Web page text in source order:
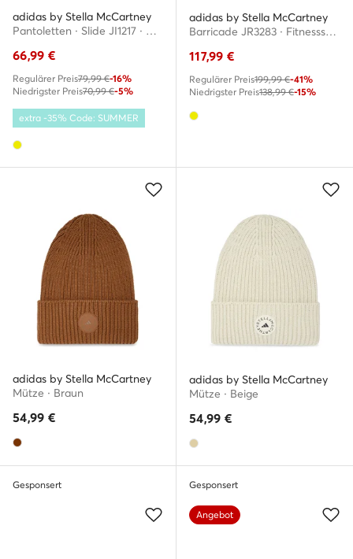
adidas by Stella McCartney
Pantoletten · Slide JI1217 · Gelb
66,99 €
Regulärer Preis79,99 €-16%
Niedrigster Preis70,99 €-5%
extra -35% Code: SUMMER
adidas by Stella McCartney
Barricade JR3283 · Fitnessschuhe
117,99 €
Regulärer Preis199,99 €-41%
Niedrigster Preis138,99 €-15%
adidas by Stella McCartney
Mütze · Braun
54,99 €
adidas by Stella McCartney
Mütze · Beige
54,99 €
Gesponsert Gesponsert
Angebot